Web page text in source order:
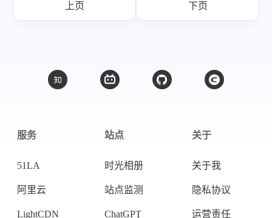
上页 下页
服务
51LA
阿里云
LightCDN
站点
时光相册
站点监测
ChatGPT
关于
关于我
隐私协议
运营责任